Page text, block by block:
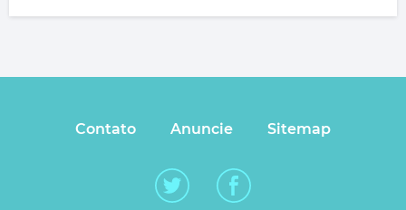
Contato Anuncie Sitemap